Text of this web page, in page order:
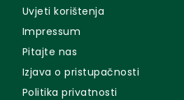
Uvjeti korištenja
Impressum
Pitajte nas
Izjava o pristupačnosti
Politika privatnosti